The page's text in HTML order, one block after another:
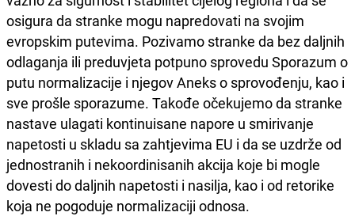
osigura da stranke mogu napredovati na svojim
evropskim putevima. Pozivamo stranke da bez daljnih
odlaganja ili preduvjeta potpuno sprovedu Sporazum o
putu normalizacije i njegov Aneks o sprovođenju, kao i
sve prošle sporazume. Takođe očekujemo da stranke
nastave ulagati kontinuisane napore u smirivanje
napetosti u skladu sa zahtjevima EU i da se uzdrže od
jednostranih i nekoordinisanih akcija koje bi mogle
dovesti do daljnih napetosti i nasilja, kao i od retorike
koja ne pogoduje normalizaciji odnosa.